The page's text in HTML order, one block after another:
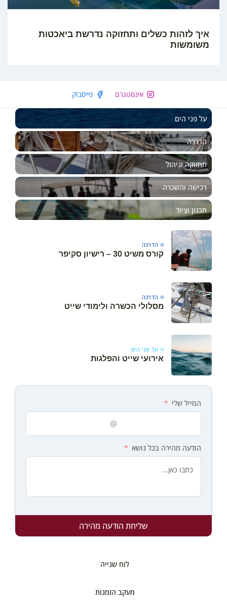
Your cart is empty
Keep Shopping
איך לזהות כשלים ותחזוקה נדרשת ביאכטות
משומשות
אינסטגרם פייסבוק
על פני הים
הדרכה
תחזוקה וניהול
רכישה והשכרה
תכנון וציוד
הדרכה
קורס משיט 30 – רישיון סקיפר
הדרכה
מסלולי הכשרה ולימודי שייט
על פני הים
אירועי שייט והפלגות
המייל שלי
הודעה מהירה בכל נושא
שליחת הודעה מהירה
לוח שנייה
מעקב הזמנות